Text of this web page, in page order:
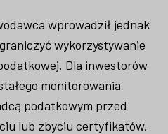
wprowadził jednak
wykorzystywanie
Dla inwestorów
monitorowania
podatkowym przed
lub zbyciu certyfikatów.